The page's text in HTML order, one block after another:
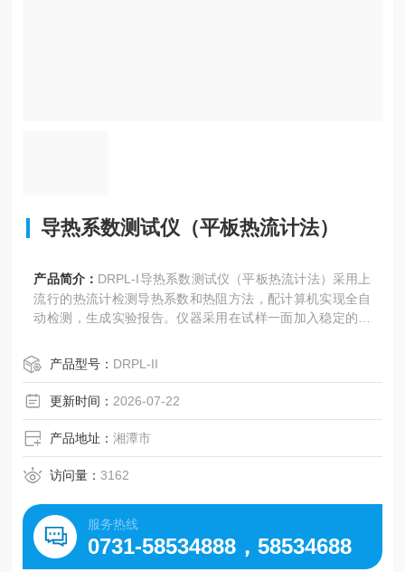
导热系数测试仪（平板热流计法）
产品简介： DRPL-I导热系数测试仪（平板热流计法）采用上
流行的热流计检测导热系数和热阻方法，配计算机实现全自
动检测，生成实验报告。仪器采用在试样一面加入稳定的热
流来计算导热系数和热阻。
此测试方法简便，快捷，重复性好。非常适用于型材等金属
材料传热方面的研究和开发。也可用于塑料、橡胶、石墨、
保温材料等测试，广泛应用在大专院校、科研院所、质检、
厂矿。
产品型号： DRPL-II
更新时间： 2026-07-22
产品地址：湘潭市
访问量：3162
服务热线
0731-58534888，58534688